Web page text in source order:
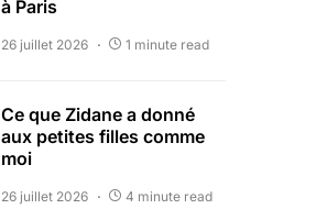
à Paris
26 juillet 2026 1 minute read
Ce que Zidane a donné
aux petites filles comme
moi
26 juillet 2026 4 minute read